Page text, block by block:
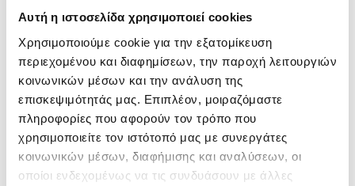
Αυτή η ιστοσελίδα χρησιμοποιεί cookies
Χρησιμοποιούμε cookie για την εξατομίκευση
περιεχομένου και διαφημίσεων, την παροχή λειτουργιών
κοινωνικών μέσων και την ανάλυση της
επισκεψιμότητάς μας. Επιπλέον, μοιραζόμαστε
πληροφορίες που αφορούν τον τρόπο που
χρησιμοποιείτε τον ιστότοπό μας με συνεργάτες
κοινωνικών μέσων, διαφήμισης και αναλύσεων, οι
οποίοι ενδεχομένως να τις συνδυάσουν με άλλες
Λήψη σε υψηλή ανάλυση
Κοινή χρήση